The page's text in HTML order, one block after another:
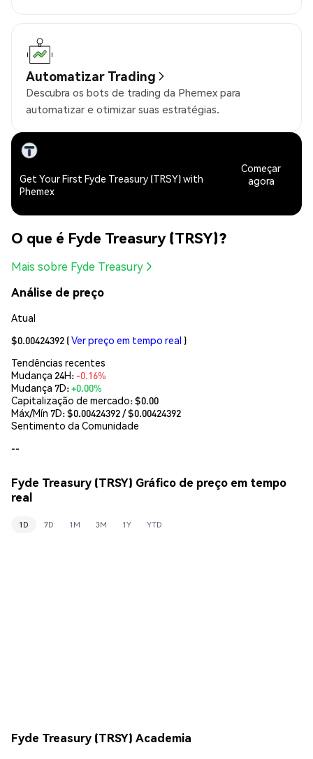
Automatizar Trading
Descubra os bots de trading da Phemex para
automatizar e otimizar suas estratégias.
Get Your First Fyde Treasury (TRSY) with
Phemex
Começar
agora
O que é Fyde Treasury (TRSY)?
Mais sobre Fyde Treasury
Análise de preço
Atual
$0.00424392 (Ver preço em tempo real )
Tendências recentes
Mudança 24H: -0.16%
Mudança 7D:+0.00%
Capitalização de mercado:$0.00
Máx/Mín 7D: $0.00424392/ $0.00424392
Sentimento da Comunidade
--
Fyde Treasury (TRSY) Gráfico de preço em tempo
real
1D 7D 1M 3M 1Y YTD
Fyde Treasury (TRSY) Academia